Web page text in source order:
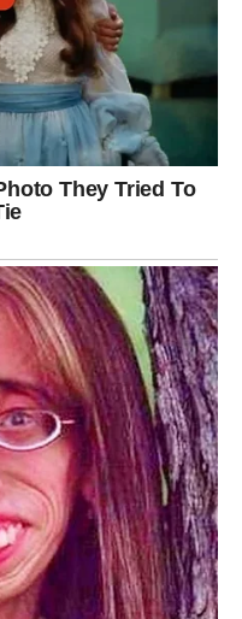
moraju da se bore za
emocije
veru u ljubav.
trenuci sa
rešiti
kao na početku
čak i odluku o
koraku u ljubavi.
prava ljubav ipak